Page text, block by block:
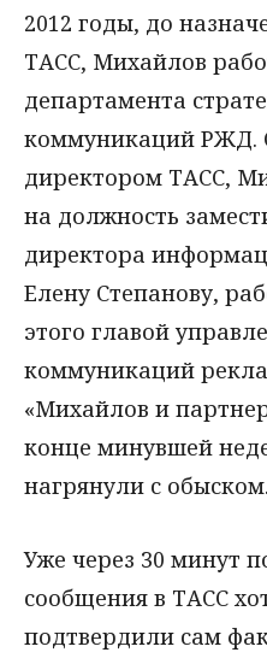
2012 годы, до
ТАСС, Михайлов
департамента
коммуникаций РЖД.
директором ТАСС,
на должность
директора
Елену Степанову,
этого главой
коммуникаций
«Михайлов и
конце минувшей
нагрянули с обыском.
Уже через 30 минут
сообщения в ТАСС
подтвердили сам